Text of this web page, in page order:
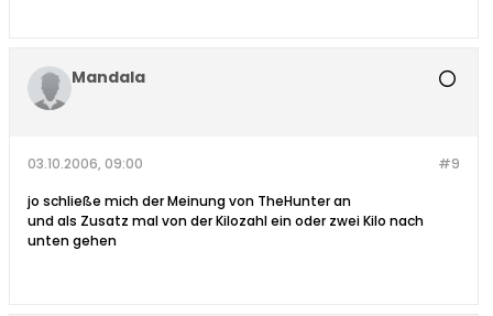
Mandala
#9
03.10.2006, 09:00
jo schließe mich der Meinung von TheHunter an
und als Zusatz mal von der Kilozahl ein oder zwei Kilo nach
unten gehen